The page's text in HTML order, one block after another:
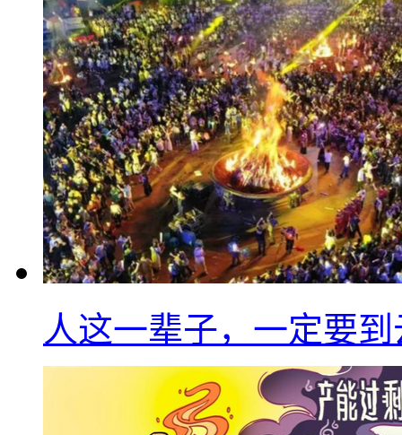
人这一辈子，一定要